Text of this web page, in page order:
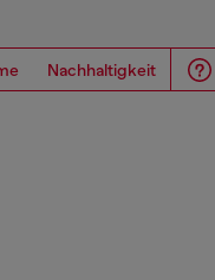
Nachhaltigkeit